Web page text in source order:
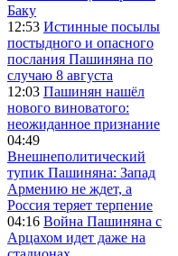
Баку
12:53 Истинные посылы
постыдного и опасного
послания Пашиняна по
случаю 8 августа
12:03 Пашинян нашёл
нового виноватого:
неожиданное признание
04:49
Внешнеполитический
тупик Пашиняна: Запад
Армению не ждет, а
Россия теряет терпение
04:16 Война Пашиняна с
Арцахом идет даже на